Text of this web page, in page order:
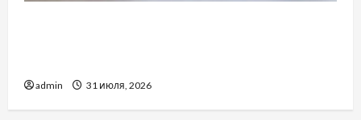
admin 31 июля, 2026